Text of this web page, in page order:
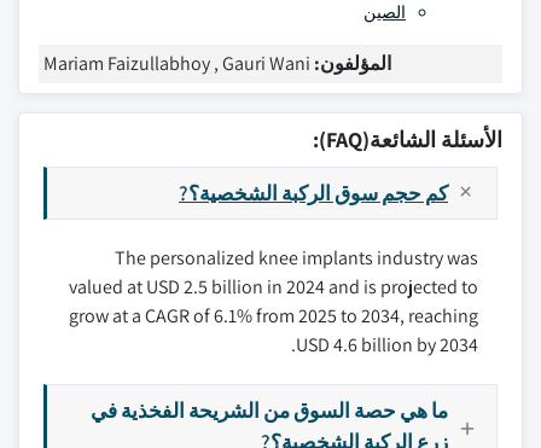
الصين
المؤلفون: Mariam Faizullabhoy , Gauri Wani
الأسئلة الشائعة(FAQ):
كم حجم سوق الركبة الشخصية؟?
The personalized knee implants industry was
valued at USD 2.5 billion in 2024 and is projected to
grow at a CAGR of 6.1% from 2025 to 2034, reaching
USD 4.6 billion by 2034.
ما هي حصة السوق من الشريحة الفخذية في
زرع الركبة الشخصية؟?